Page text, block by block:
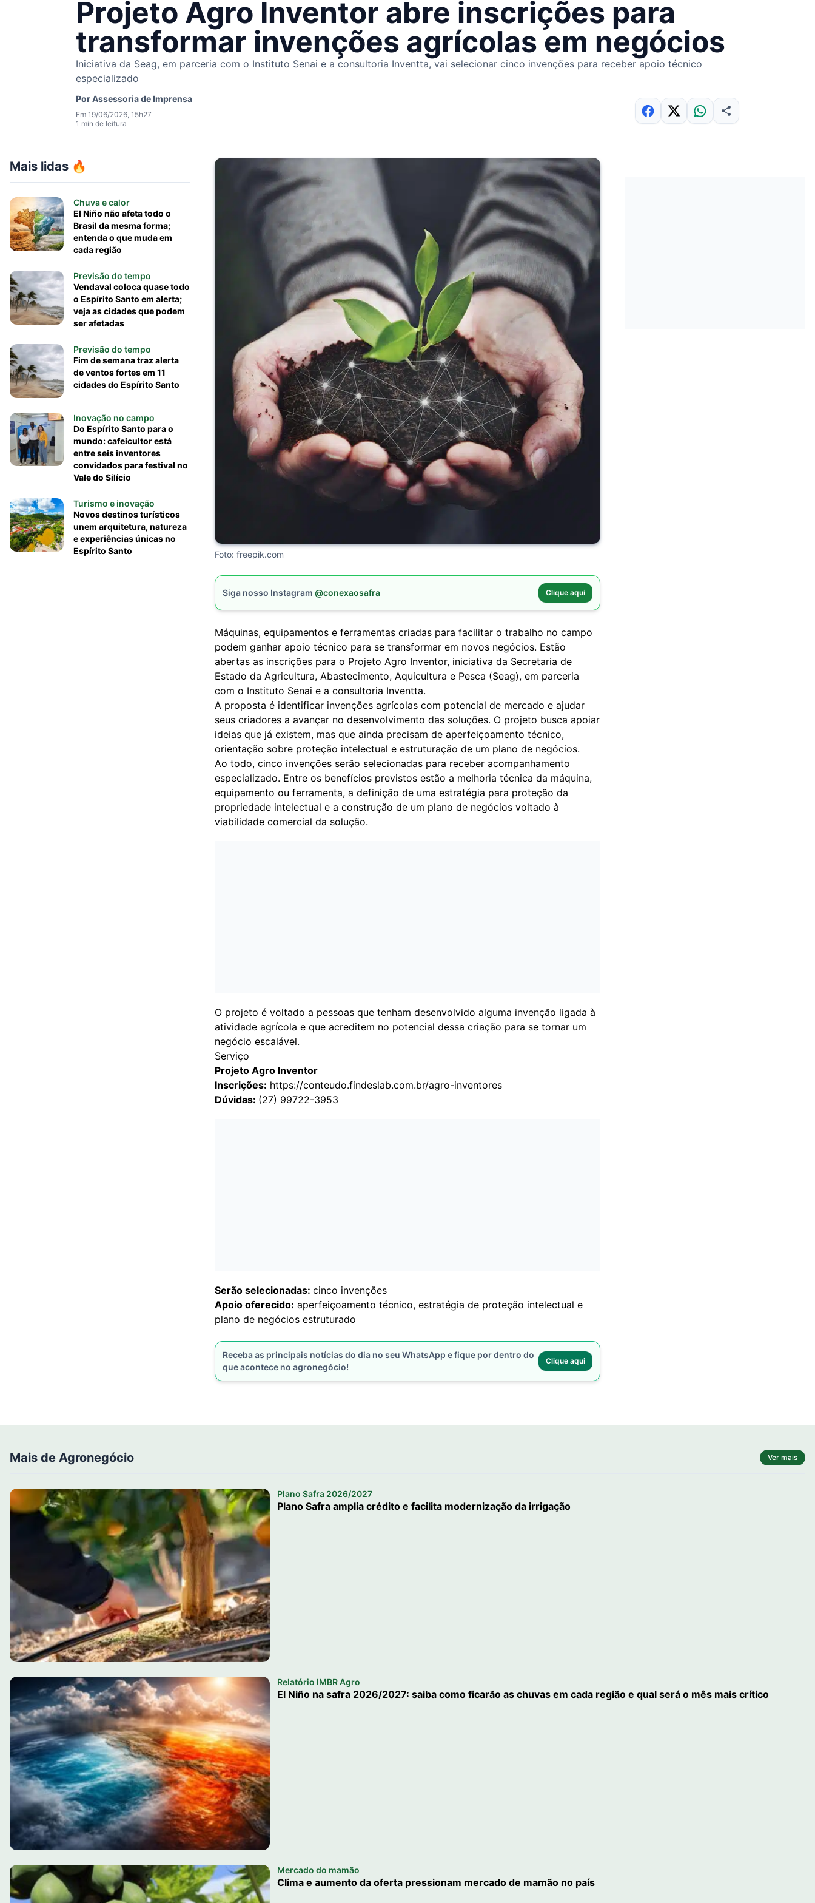
Projeto Agro Inventor abre inscrições para
transformar invenções agrícolas em negócios
Iniciativa da Seag, em parceria com o Instituto Senai e a consultoria Inventta, vai selecionar cinco invenções para receber apoio técnico
especializado
PorAssessoria de Imprensa
Em 19/06/2026, 15h27
1 min de leitura
Mais lidas 🔥
Chuva e calor
El Niño não afeta todo o
Brasil da mesma forma;
entenda o que muda em
cada região
Previsão do tempo
Vendaval coloca quase todo
o Espírito Santo em alerta;
veja as cidades que podem
ser afetadas
Previsão do tempo
Fim de semana traz alerta
de ventos fortes em 11
cidades do Espírito Santo
Inovação no campo
Do Espírito Santo para o
mundo: cafeicultor está
entre seis inventores
convidados para festival no
Vale do Silício
Turismo e inovação
Novos destinos turísticos
unem arquitetura, natureza
e experiências únicas no
Espírito Santo
Foto: freepik.com
Siga nosso Instagram @conexaosafra Clique aqui
Máquinas, equipamentos e ferramentas criadas para facilitar o trabalho no campo
podem ganhar apoio técnico para se transformar em novos negócios. Estão
abertas as inscrições para o Projeto Agro Inventor, iniciativa da Secretaria de
Estado da Agricultura, Abastecimento, Aquicultura e Pesca (Seag), em parceria
com o Instituto Senai e a consultoria Inventta.
A proposta é identificar invenções agrícolas com potencial de mercado e ajudar
seus criadores a avançar no desenvolvimento das soluções. O projeto busca apoiar
ideias que já existem, mas que ainda precisam de aperfeiçoamento técnico,
orientação sobre proteção intelectual e estruturação de um plano de negócios.
Ao todo, cinco invenções serão selecionadas para receber acompanhamento
especializado. Entre os benefícios previstos estão a melhoria técnica da máquina,
equipamento ou ferramenta, a definição de uma estratégia para proteção da
propriedade intelectual e a construção de um plano de negócios voltado à
viabilidade comercial da solução.
O projeto é voltado a pessoas que tenham desenvolvido alguma invenção ligada à
atividade agrícola e que acreditem no potencial dessa criação para se tornar um
negócio escalável.
Serviço
Projeto Agro Inventor
Inscrições: https://conteudo.findeslab.com.br/agro-inventores
Dúvidas: (27) 99722-3953
Serão selecionadas: cinco invenções
Apoio oferecido: aperfeiçoamento técnico, estratégia de proteção intelectual e
plano de negócios estruturado
Receba as principais notícias do dia no seu WhatsApp e fique por dentro do
que acontece no agronegócio!
Clique aqui
Mais de Agronegócio Ver mais
Plano Safra 2026/2027
Plano Safra amplia crédito e facilita modernização da irrigação
Relatório IMBR Agro
El Niño na safra 2026/2027: saiba como ficarão as chuvas em cada região e qual será o mês mais crítico
Mercado do mamão
Clima e aumento da oferta pressionam mercado de mamão no país